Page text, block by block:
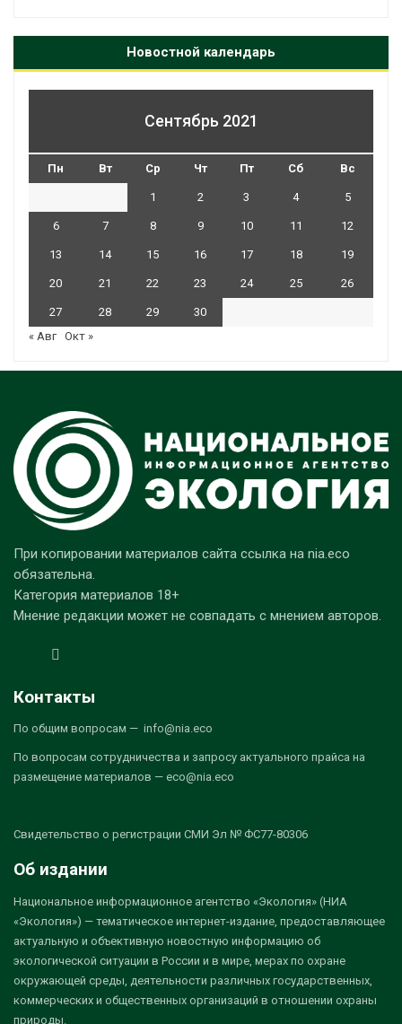
Новостной календарь
Сентябрь 2021
Пн Вт Ср Чт Пт Сб Вс
1 2 3 4 5
6 7 8 9 10 11 12
13 14 15 16 17 18 19
20 21 22 23 24 25 26
27 28 29
30
« Авг Окт »
При копировании материалов сайта ссылка на nia.eco
обязательна.
Категория материалов 18+
Мнение редакции может не совпадать с мнением авторов.
Контакты
По общим вопросам — info@nia.eco
По вопросам сотрудничества и запросу актуального прайса на
размещение материалов — eco@nia.eco
Свидетельство о регистрации СМИ Эл № ФС77-80306
Об издании
Национальное информационное агентство «Экология» (НИА
«Экология») — тематическое интернет-издание, предоставляющее
актуальную и объективную новостную информацию об
экологической ситуации в России и в мире, мерах по охране
окружающей среды, деятельности различных государственных,
коммерческих и общественных организаций в отношении охраны
природы.